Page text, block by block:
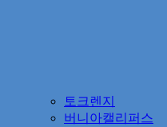
토크렌지
버니아캘리퍼스